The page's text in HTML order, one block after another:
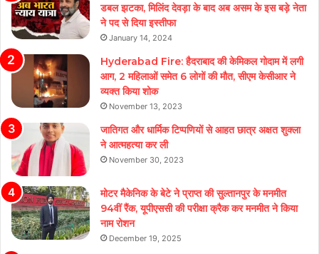
डबल झटका, मिलिंद देवड़ा के बाद अब असम के इस बड़े नेता
ने पद से दिया इस्तीफा
January 14, 2024
Hyderabad Fire: हैदराबाद की केमिकल गोदाम में लगी
आग, 2 महिलाओं समेत 6 लोगों की मौत, सीएम केसीआर ने
व्यक्त किया शोक
November 13, 2023
जातिगत और धार्मिक टिप्पणियों से आहत छात्र अक्षत शुक्ला
ने आत्महत्या कर ली
November 30, 2023
मोटर मैकेनिक के बेटे ने प्राप्त की सुल्तानपुर के मनमीत
94वीं रैंक, यूपीएससी की परीक्षा क्रैक कर मनमीत ने किया
नाम रोशन
December 19, 2025